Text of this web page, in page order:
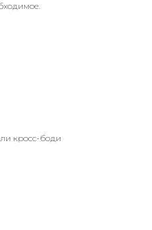
кросс-боди